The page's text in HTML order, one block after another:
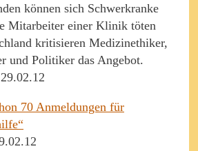
können sich Schwerkranke
Mitarbeiter einer Klinik töten
kritisieren Medizinethiker,
und Politiker das Angebot.
70 Anmeldungen für